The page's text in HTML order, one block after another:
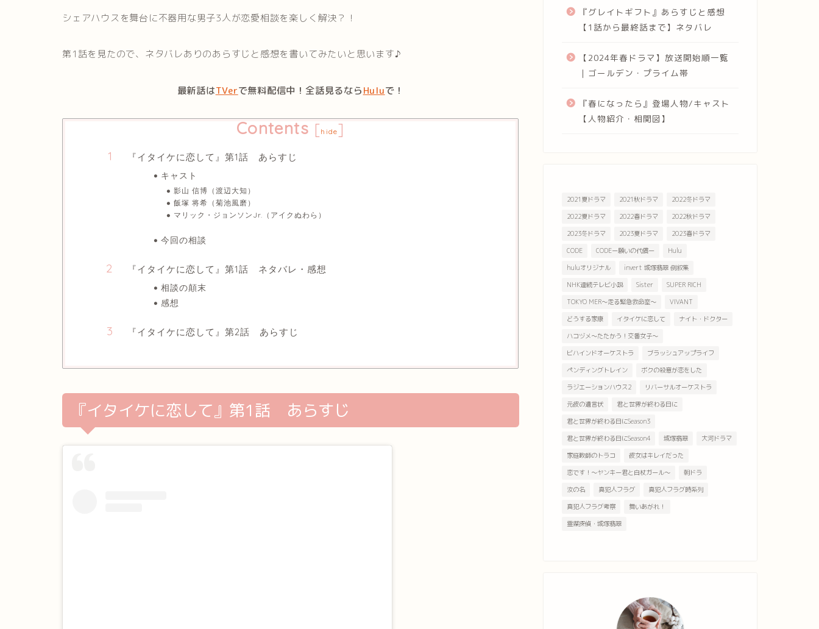
シェアハウスを舞台に不器用な男子3人が恋愛相談を楽しく解決？！
第1話を見たので、ネタバレありのあらすじと感想を書いてみたいと思います♪
最新話はTVerで無料配信中！全話見るならHuluで！
Contents [hide]
『イタイケに恋して』第1話 あらすじ
キャスト
影山 信博（渡辺大知）
飯塚 将希（菊池風磨）
マリック・ジョンソンJr.（アイクぬわら）
今回の相談
『イタイケに恋して』第1話 ネタバレ・感想
相談の顛末
感想
『イタイケに恋して』第2話 あらすじ
『イタイケに恋して』第1話 あらすじ
『グレイトギフト』あらすじと感想
【1話から最終話まで】ネタバレ
【2024年春ドラマ】放送開始順一覧
｜ゴールデン・プライム帯
『春になったら』登場人物/キャスト
【人物紹介・相関図】
2021夏ドラマ 2021秋ドラマ
2022冬ドラマ
2022夏ドラマ
2022春ドラマ
2022秋ドラマ
2023冬ドラマ
2023夏ドラマ
2023春ドラマ
CODE
CODEー願いの代償ー
Hulu
huluオリジナル
invert 城塚翡翠 倒叙集
NHK連続テレビ小説
Sister
SUPER RICH
TOKYO MER～走る緊急救命室～
VIVANT
どうする家康
イタイケに恋して
ナイト・ドクター
ハコヅメ～たたかう！交番女子～
ビハインドオーケストラ
ブラッシュアップライフ
ペンディングトレイン
ボクの殺意が恋をした
ラジエーションハウス2
リバーサルオーケストラ
元彼の遺言状
君と世界が終わる日に
君と世界が終わる日にSeason3
君と世界が終わる日にSeason4
城塚翡翠
大河ドラマ
家庭教師のトラコ
彼女はキレイだった
恋です！～ヤンキー君と白杖ガール～
朝ドラ
汝の名
真犯人フラグ
真犯人フラグ時系列
真犯人フラグ考察
舞いあがれ！
霊媒探偵・城塚翡翠